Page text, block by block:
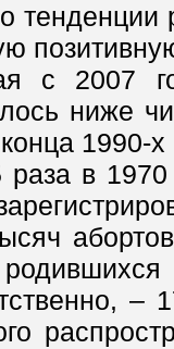
тенденции
с 2007
ниже
1990-
раза в